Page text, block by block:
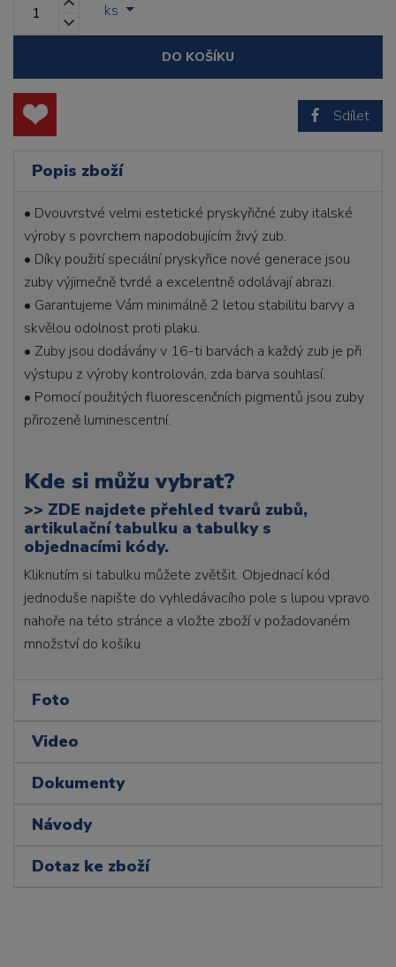
ks
DO KOŠÍKU
Sdílet
Popis zboží
• Dvouvrstvé velmi estetické pryskyřičné zuby italské
výroby s povrchem napodobujícím živý zub.
• Díky použití speciální pryskyřice nové generace jsou
zuby výjimečně tvrdé a excelentně odolávají abrazi.
• Garantujeme Vám minimálně 2 letou stabilitu barvy a
skvělou odolnost proti plaku.
• Zuby jsou dodávány v 16-ti barvách a každý zub je při
výstupu z výroby kontrolován, zda barva souhlasí.
• Pomocí použitých fluorescenčních pigmentů jsou zuby
přirozeně luminescentní.
Kde si můžu vybrat?
>> ZDE najdete přehled tvarů zubů,
artikulační tabulku a tabulky s
objednacími kódy.
Kliknutím si tabulku můžete zvětšit. Objednací kód
jednoduše napište do vyhledávacího pole s lupou vpravo
nahoře na této stránce a vložte zboží v požadovaném
množství do košíku
Foto
Video
Dokumenty
Návody
Dotaz ke zboží